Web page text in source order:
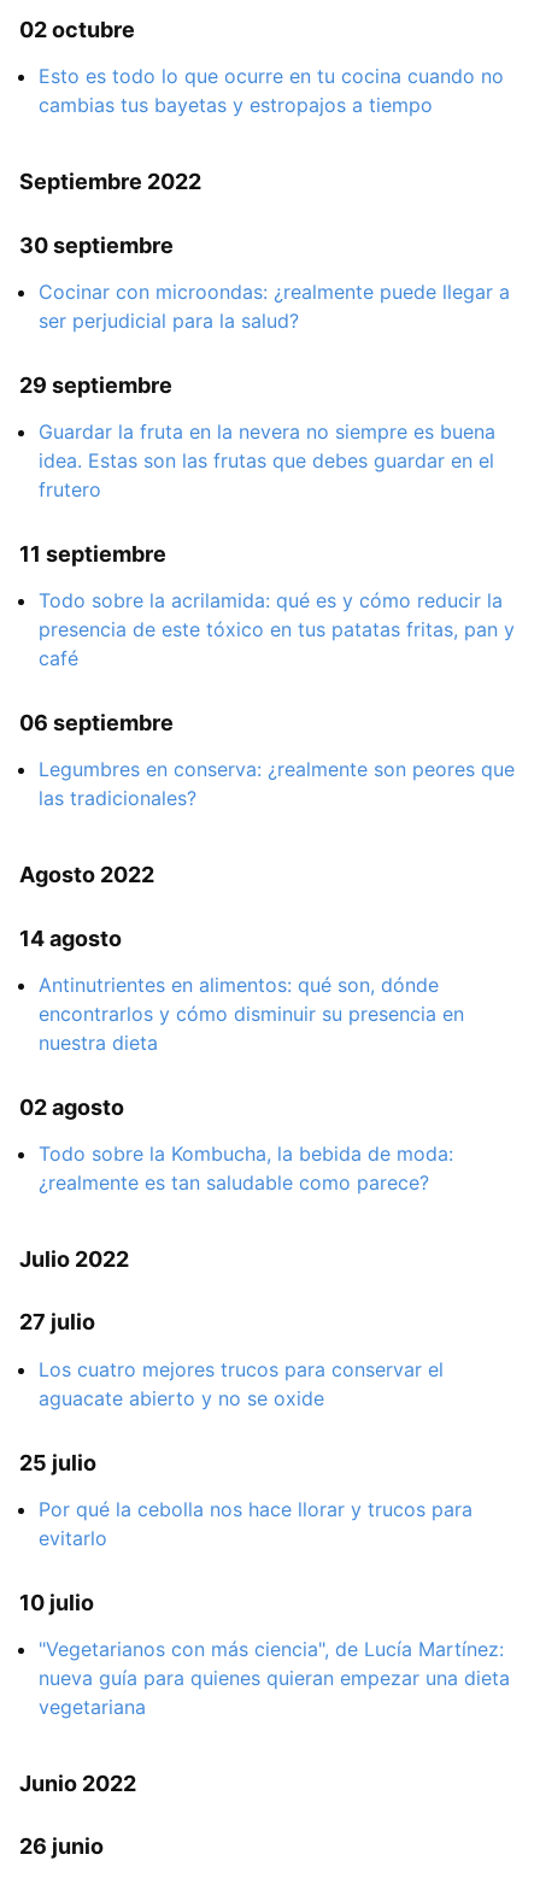
02 octubre
Esto es todo lo que ocurre en tu cocina cuando no
cambias tus bayetas y estropajos a tiempo
Septiembre 2022
30 septiembre
Cocinar con microondas: ¿realmente puede llegar a
ser perjudicial para la salud?
29 septiembre
Guardar la fruta en la nevera no siempre es buena
idea. Estas son las frutas que debes guardar en el
frutero
11 septiembre
Todo sobre la acrilamida: qué es y cómo reducir la
presencia de este tóxico en tus patatas fritas, pan y
café
06 septiembre
Legumbres en conserva: ¿realmente son peores que
las tradicionales?
Agosto 2022
14 agosto
Antinutrientes en alimentos: qué son, dónde
encontrarlos y cómo disminuir su presencia en
nuestra dieta
02 agosto
Todo sobre la Kombucha, la bebida de moda:
¿realmente es tan saludable como parece?
Julio 2022
27 julio
Los cuatro mejores trucos para conservar el
aguacate abierto y no se oxide
25 julio
Por qué la cebolla nos hace llorar y trucos para
evitarlo
10 julio
"Vegetarianos con más ciencia", de Lucía Martínez:
nueva guía para quienes quieran empezar una dieta
vegetariana
Junio 2022
26 junio